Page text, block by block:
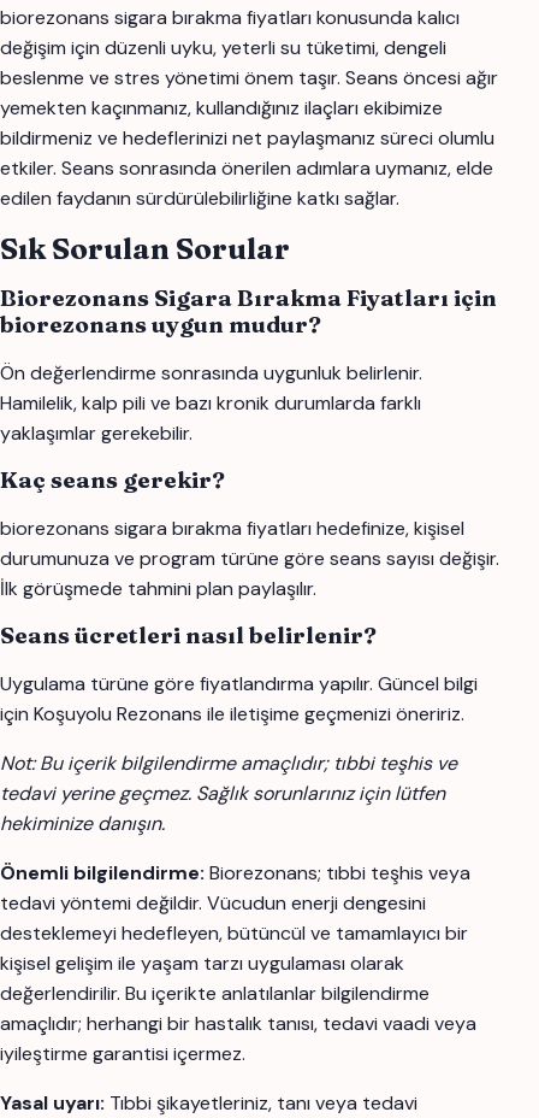
biorezonans sigara bırakma fiyatları konusunda kalıcı
değişim için düzenli uyku, yeterli su tüketimi, dengeli
beslenme ve stres yönetimi önem taşır. Seans öncesi ağır
yemekten kaçınmanız, kullandığınız ilaçları ekibimize
bildirmeniz ve hedeflerinizi net paylaşmanız süreci olumlu
etkiler. Seans sonrasında önerilen adımlara uymanız, elde
edilen faydanın sürdürülebilirliğine katkı sağlar.
Sık Sorulan Sorular
Biorezonans Sigara Bırakma Fiyatları için
biorezonans uygun mudur?
Ön değerlendirme sonrasında uygunluk belirlenir.
Hamilelik, kalp pili ve bazı kronik durumlarda farklı
yaklaşımlar gerekebilir.
Kaç seans gerekir?
biorezonans sigara bırakma fiyatları hedefinize, kişisel
durumunuza ve program türüne göre seans sayısı değişir.
İlk görüşmede tahmini plan paylaşılır.
Seans ücretleri nasıl belirlenir?
Uygulama türüne göre fiyatlandırma yapılır. Güncel bilgi
için Koşuyolu Rezonans ile iletişime geçmenizi öneririz.
Not: Bu içerik bilgilendirme amaçlıdır; tıbbi teşhis ve
tedavi yerine geçmez. Sağlık sorunlarınız için lütfen
hekiminize danışın.
Önemli bilgilendirme: Biorezonans; tıbbi teşhis veya
tedavi yöntemi değildir. Vücudun enerji dengesini
desteklemeyi hedefleyen, bütüncül ve tamamlayıcı bir
kişisel gelişim ile yaşam tarzı uygulaması olarak
değerlendirilir. Bu içerikte anlatılanlar bilgilendirme
amaçlıdır; herhangi bir hastalık tanısı, tedavi vaadi veya
iyileştirme garantisi içermez.
Yasal uyarı: Tıbbi şikayetleriniz, tanı veya tedavi